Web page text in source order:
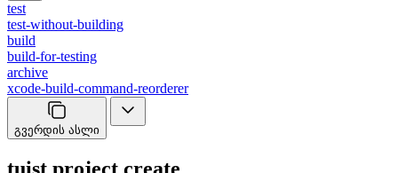
test
test-without-building
build
build-for-testing
archive
xcode-build-command-reorderer
გვერდის ასლი